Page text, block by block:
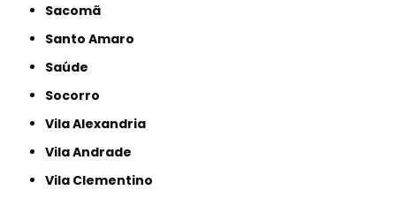
Sacomã
Santo Amaro
Saúde
Socorro
Vila Alexandria
Vila Andrade
Vila Clementino